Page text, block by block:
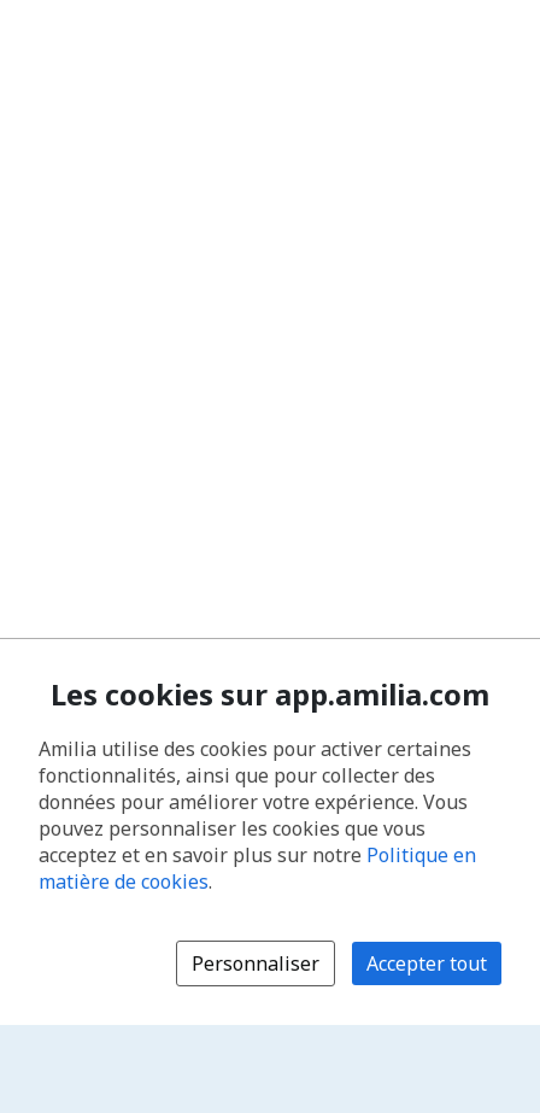
Les cookies sur app.amilia.com
Amilia utilise des cookies pour activer certaines
fonctionnalités, ainsi que pour collecter des
données pour améliorer votre expérience. Vous
pouvez personnaliser les cookies que vous
acceptez et en savoir plus sur notre Politique en
matière de cookies.
Personnaliser Accepter tout